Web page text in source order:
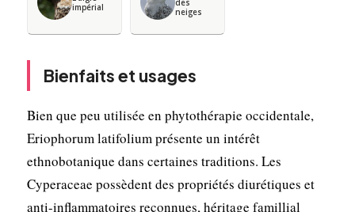
impérial
des
neiges
Bienfaits et usages
Bien que peu utilisée en phytothérapie occidentale,
Eriophorum latifolium présente un intérêt
ethnobotanique dans certaines traditions. Les
Cyperaceae possèdent des propriétés diurétiques et
anti-inflammatoires reconnues, héritage famillial